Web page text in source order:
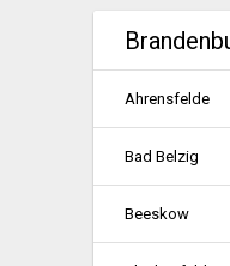
Ahrensfelde
Bad Belzig
Beeskow